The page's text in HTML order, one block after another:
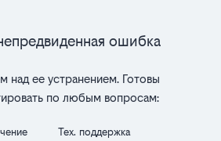
ошибка
над ее устранением. Готовы
по любым вопросам:
Тех. поддержка